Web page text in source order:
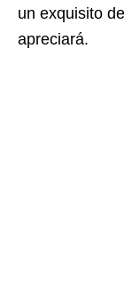
un exquisito
apreciará.